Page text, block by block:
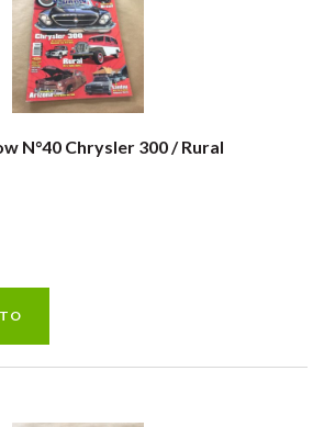
N°40 Chrysler 300 / Rural